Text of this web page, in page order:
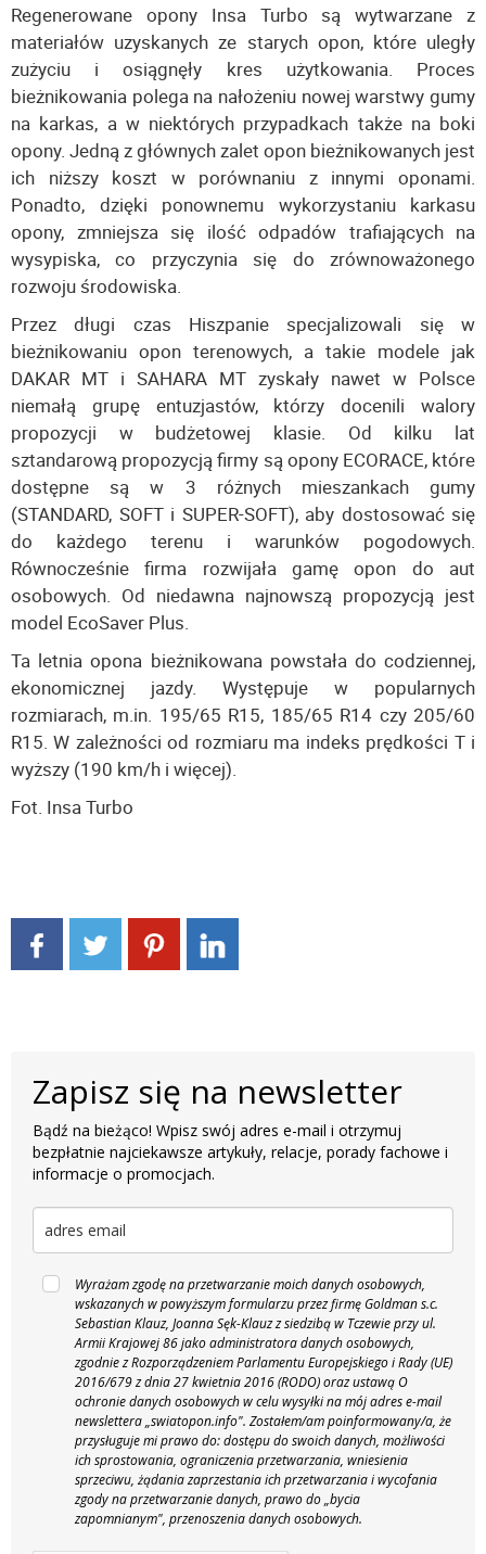
Regenerowane opony Insa Turbo są wytwarzane z
materiałów uzyskanych ze starych opon, które uległy
zużyciu i osiągnęły kres użytkowania. Proces
bieżnikowania polega na nałożeniu nowej warstwy gumy
na karkas, a w niektórych przypadkach także na boki
opony. Jedną z głównych zalet opon bieżnikowanych jest
ich niższy koszt w porównaniu z innymi oponami.
Ponadto, dzięki ponownemu wykorzystaniu karkasu
opony, zmniejsza się ilość odpadów trafiających na
wysypiska, co przyczynia się do zrównoważonego
rozwoju środowiska.
Przez długi czas Hiszpanie specjalizowali się w
bieżnikowaniu opon terenowych, a takie modele jak
DAKAR MT i SAHARA MT zyskały nawet w Polsce
niemałą grupę entuzjastów, którzy docenili walory
propozycji w budżetowej klasie. Od kilku lat
sztandarową propozycją firmy są opony ECORACE, które
dostępne są w 3 różnych mieszankach gumy
(STANDARD, SOFT i SUPER-SOFT), aby dostosować się
do każdego terenu i warunków pogodowych.
Równocześnie firma rozwijała gamę opon do aut
osobowych. Od niedawna najnowszą propozycją jest
model EcoSaver Plus.
Ta letnia opona bieżnikowana powstała do codziennej,
ekonomicznej jazdy. Występuje w popularnych
rozmiarach, m.in. 195/65 R15, 185/65 R14 czy 205/60
R15. W zależności od rozmiaru ma indeks prędkości T i
wyższy (190 km/h i więcej).
Fot. Insa Turbo
Zapisz się na newsletter
Bądź na bieżąco! Wpisz swój adres e-mail i otrzymuj
bezpłatnie najciekawsze artykuły, relacje, porady fachowe i
informacje o promocjach.
Wyrażam zgodę na przetwarzanie moich danych osobowych,
wskazanych w powyższym formularzu przez firmę Goldman s.c.
Sebastian Klauz, Joanna Sęk-Klauz z siedzibą w Tczewie przy ul.
Armii Krajowej 86 jako administratora danych osobowych,
zgodnie z Rozporządzeniem Parlamentu Europejskiego i Rady (UE)
2016/679 z dnia 27 kwietnia 2016 (RODO) oraz ustawą O
ochronie danych osobowych w celu wysyłki na mój adres e-mail
newslettera „swiatopon.info". Zostałem/am poinformowany/a, że
przysługuje mi prawo do: dostępu do swoich danych, możliwości
ich sprostowania, ograniczenia przetwarzania, wniesienia
sprzeciwu, żądania zaprzestania ich przetwarzania i wycofania
zgody na przetwarzanie danych, prawo do „bycia
zapomnianym", przenoszenia danych osobowych.